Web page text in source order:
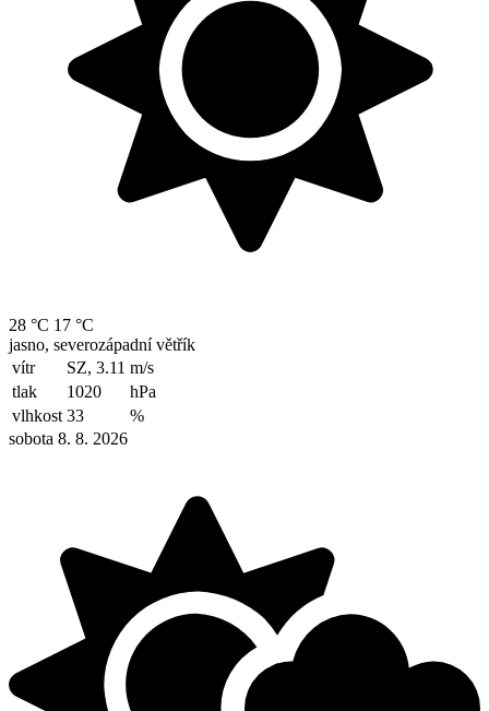
28 °C 17 °C
jasno, severozápadní větřík
vítr
SZ, 3.11 m/s
tlak
1020
hPa
vlhkost 33
%
sobota 8. 8. 2026